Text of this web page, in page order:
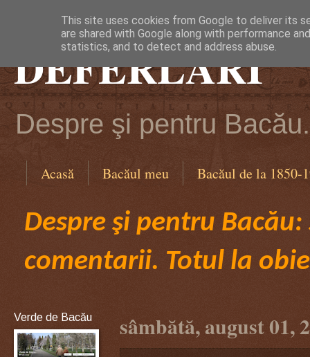
DEFERLĂRI
Despre şi pentru
Acasă Bacăul meu Bacăul de la 1850-
Despre şi pentru
comentarii. Totul la
sâmbătă, august 01,
Verde de Bacău
This site uses cookies from Google to deliver its
are shared with Google along with performance
statistics, and to detect and address abuse.